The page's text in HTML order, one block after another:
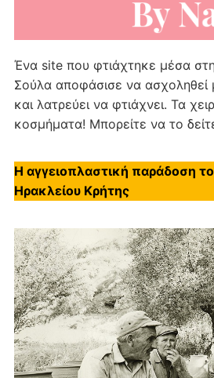
Ένα site που φτιάχτηκε μέσα
Σούλα αποφάσισε να ασχοληθεί
και λατρεύει να φτιάχνει. Τα
κοσμήματα! Μπορείτε να το
Η αγγειοπλαστική παράδοση
Ηρακλείου Κρήτης